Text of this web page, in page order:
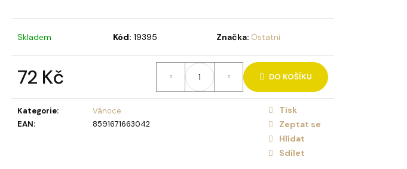
Skladem Kód: 19395 Značka: Ostatní
72 Kč DO KOŠÍKU
Kategorie:
Vánoce
EAN: 8591671663042
Tisk
Zeptat se
Hlídat
Sdílet
NAVŽDY SLUNEČNICE